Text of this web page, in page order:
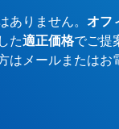
りません。 オフ
た適正価格でご提
はメールまたは